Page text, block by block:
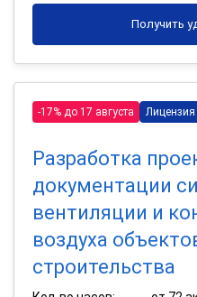
Получить
-17% до 17 августа Лицензия
Разработка
документации
вентиляции и
воздуха
строительства